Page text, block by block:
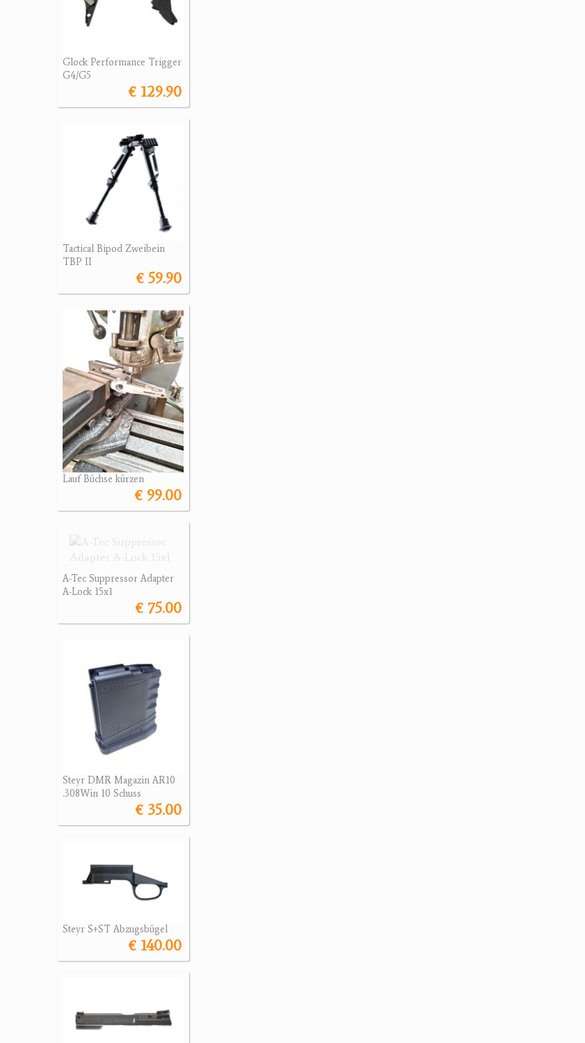
Glock Performance Trigger
G4/G5
€ 129.90
Tactical Bipod Zweibein
TBP II
€ 59.90
Lauf Büchse kürzen
€ 99.00
A-Tec Suppressor Adapter
A-Lock 15x1
€ 75.00
Steyr DMR Magazin AR10
.308Win 10 Schuss
€ 35.00
Steyr S+ST Abzugsbügel
€ 140.00